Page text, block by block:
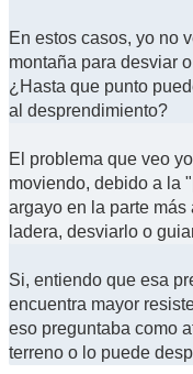
En estos casos, yo no
montaña para desviar
¿Hasta que punto
al desprendimiento?
El problema que veo
moviendo, debido a la
argayo en la parte
ladera, desviarlo o
Si, entiendo que esa
encuentra mayor
eso preguntaba como
terreno o lo puede